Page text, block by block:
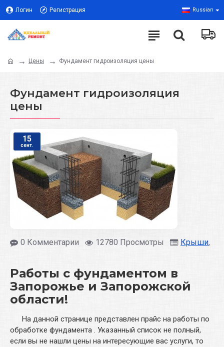
Логин Регистрация Russian
Цены Фундамент гидроизоляция цены
Фундамент гидроизоляция
цены
15
сент.
0 Комментарии 12780 Просмотры Крыши,
Работы с фундаментом в
Запорожье и Запорожской
области!
На данной странице представлен прайс на работы по
обработке фундамента . Указанный список не полный,
если вы не нашли цены на интересующие вас услуги, то